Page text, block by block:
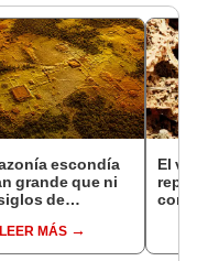
escondía
grande que ni
de
el hallazgo
todo lo
LEER MÁS
El